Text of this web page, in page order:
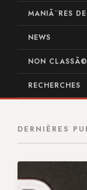
MANIÃ¨RES
NEWS
NON CLASSÃ©
RECHERCHES
DERNIÈRES